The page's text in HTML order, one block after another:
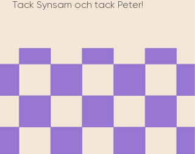
Tack Synsam och tack Peter!